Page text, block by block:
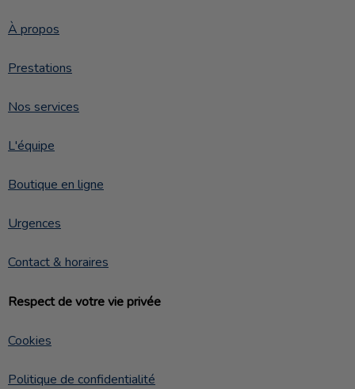
À propos
Prestations
Nos services
L'équipe
Boutique en ligne
Urgences
Contact & horaires
Respect de votre vie privée
Cookies
Politique de confidentialité